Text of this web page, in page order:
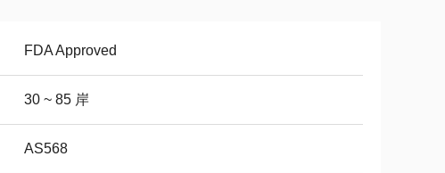
FDA Approved
30 ~ 85 岸
AS568